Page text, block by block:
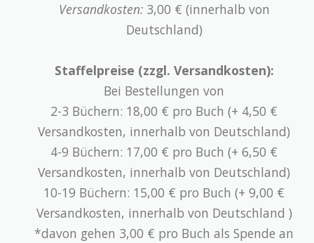
Versandkosten:3,00 € (innerhalb von
Deutschland)
Staffelpreise (zzgl. Versandkosten):
Bei Bestellungen von
2-3 Büchern: 18,00 € pro Buch (+ 4,50 €
Versandkosten, innerhalb von Deutschland)
4-9 Büchern: 17,00 € pro Buch (+ 6,50 €
Versandkosten, innerhalb von Deutschland)
10-19 Büchern: 15,00 € pro Buch (+ 9,00 €
Versandkosten, innerhalb von Deutschland )
*davon gehen 3,00 € pro Buch als Spende an